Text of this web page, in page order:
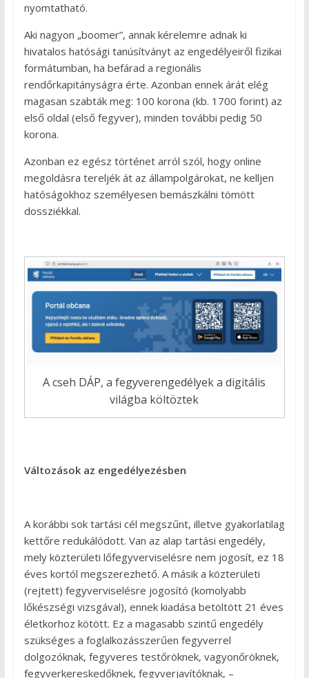
nyomtatható.
Aki nagyon „boomer”, annak kérelemre adnak ki
hivatalos hatósági tanúsítványt az engedélyeiről fizikai
formátumban, ha befárad a regionális
rendőrkapitányságra érte. Azonban ennek árát elég
magasan szabták meg: 100 korona (kb. 1700 forint) az
első oldal (első fegyver), minden további pedig 50
korona.
Azonban ez egész történet arról szól, hogy online
megoldásra tereljék át az állampolgárokat, ne kelljen
hatóságokhoz személyesen bemászkálni tömött
dossziékkal.
A cseh DÁP, a fegyverengedélyek a digitális
világba költöztek
Változások az engedélyezésben
A korábbi sok tartási cél megszűnt, illetve gyakorlatilag
kettőre redukálódott. Van az alap tartási engedély,
mely közterületi lőfegyverviselésre nem jogosít, ez 18
éves kortól megszerezhető. A másik a közterületi
(rejtett) fegyverviselésre jogosító (komolyabb
lőkészségi vizsgával), ennek kiadása betöltött 21 éves
életkorhoz kötött. Ez a magasabb szintű engedély
szükséges a foglalkozásszerűen fegyverrel
dolgozóknak, fegyveres testőröknek, vagyonőröknek,
fegyverkereskedőknek, fegyverjavítóknak, –